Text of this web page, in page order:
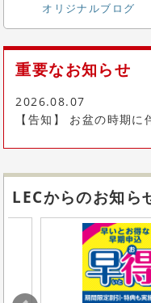
オリジナルブログ
重要なお知らせ
2026.08.07
【告知】 お盆の時期
LECからのお知ら